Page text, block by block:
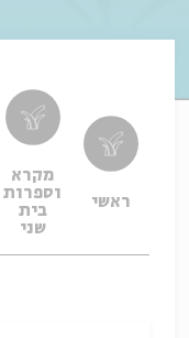
ראשי
מקרא
וספרות
בית
שני